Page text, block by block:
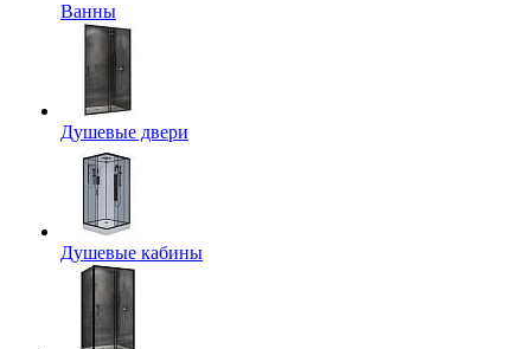
Ванны
Душевые двери
Душевые кабины